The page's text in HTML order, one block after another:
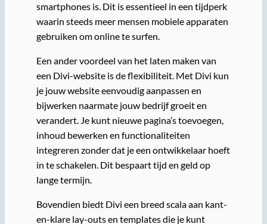
smartphones is. Dit is essentieel in een tijdperk
waarin steeds meer mensen mobiele apparaten
gebruiken om online te surfen.
Een ander voordeel van het laten maken van
een Divi-website is de flexibiliteit. Met Divi kun
je jouw website eenvoudig aanpassen en
bijwerken naarmate jouw bedrijf groeit en
verandert. Je kunt nieuwe pagina’s toevoegen,
inhoud bewerken en functionaliteiten
integreren zonder dat je een ontwikkelaar hoeft
in te schakelen. Dit bespaart tijd en geld op
lange termijn.
Bovendien biedt Divi een breed scala aan kant-
en-klare lay-outs en templates die je kunt